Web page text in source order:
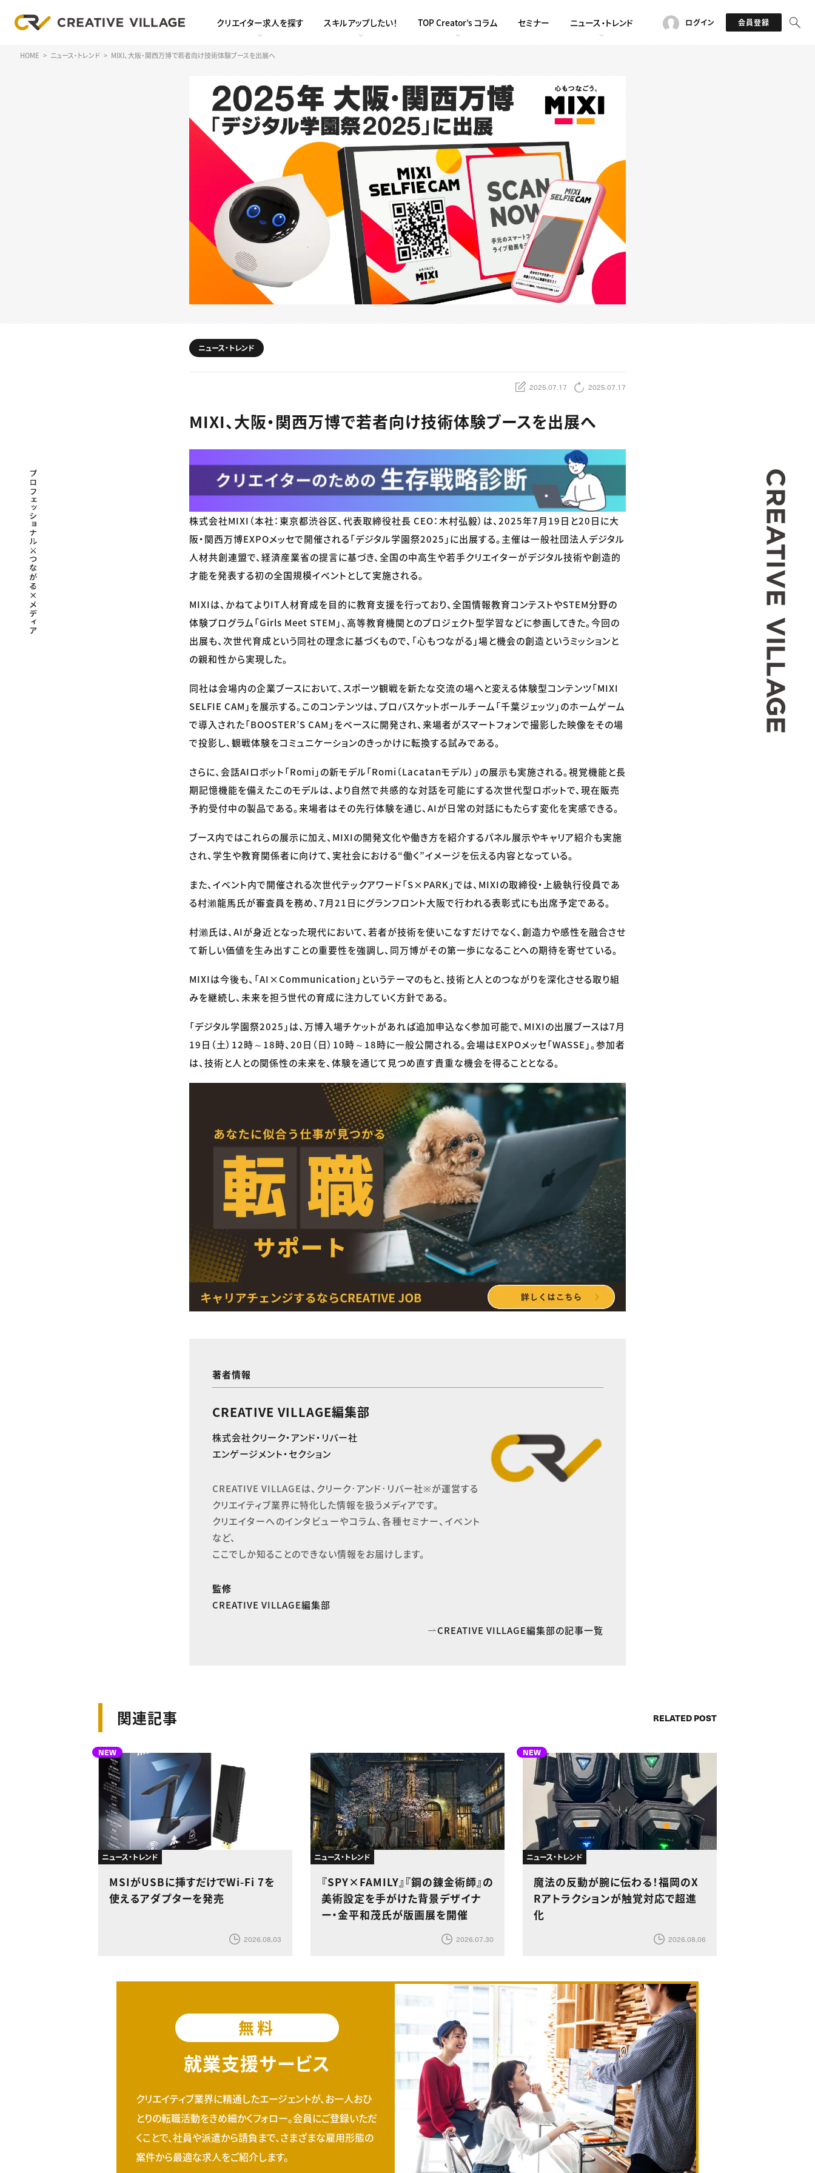
クリエイター求人を探す スキルアップしたい！ TOP Creator’s コラム セミナー ニュース・トレンド ログイン 会員登録
HOME ニュース・トレンド MIXI、大阪・関西万博で若者向け技術体験ブースを出展へ
ニュース・トレンド
2025.07.17 2025.07.17
MIXI、大阪・関西万博で若者向け技術体験ブースを出展へ
株式会社MIXI（本社：東京都渋谷区、代表取締役社長 CEO：木村弘毅）は、2025年7月19日と20日に大
阪・関西万博EXPOメッセで開催される「デジタル学園祭2025」に出展する。主催は一般社団法人デジタル
人材共創連盟で、経済産業省の提言に基づき、全国の中高生や若手クリエイターがデジタル技術や創造的
才能を発表する初の全国規模イベントとして実施される。
MIXIは、かねてよりIT人材育成を目的に教育支援を行っており、全国情報教育コンテストやSTEM分野の
体験プログラム「Girls Meet STEM」、高等教育機関とのプロジェクト型学習などに参画してきた。今回の
出展も、次世代育成という同社の理念に基づくもので、「心もつながる」場と機会の創造というミッションと
の親和性から実現した。
同社は会場内の企業ブースにおいて、スポーツ観戦を新たな交流の場へと変える体験型コンテンツ「MIXI
SELFIE CAM」を展示する。このコンテンツは、プロバスケットボールチーム「千葉ジェッツ」のホームゲーム
で導入された「BOOSTER’S CAM」をベースに開発され、来場者がスマートフォンで撮影した映像をその場
で投影し、観戦体験をコミュニケーションのきっかけに転換する試みである。
さらに、会話AIロボット「Romi」の新モデル「Romi（Lacatanモデル）」の展示も実施される。視覚機能と長
期記憶機能を備えたこのモデルは、より自然で共感的な対話を可能にする次世代型ロボットで、現在販売
予約受付中の製品である。来場者はその先行体験を通じ、AIが日常の対話にもたらす変化を実感できる。
ブース内ではこれらの展示に加え、MIXIの開発文化や働き方を紹介するパネル展示やキャリア紹介も実施
され、学生や教育関係者に向けて、実社会における“働く”イメージを伝える内容となっている。
また、イベント内で開催される次世代テックアワード「S×PARK」では、MIXIの取締役・上級執行役員であ
る村瀨龍馬氏が審査員を務め、7月21日にグランフロント大阪で行われる表彰式にも出席予定である。
村瀨氏は、AIが身近となった現代において、若者が技術を使いこなすだけでなく、創造力や感性を融合させ
て新しい価値を生み出すことの重要性を強調し、同万博がその第一歩になることへの期待を寄せている。
MIXIは今後も、「AI×Communication」というテーマのもと、技術と人とのつながりを深化させる取り組
みを継続し、未来を担う世代の育成に注力していく方針である。
「デジタル学園祭2025」は、万博入場チケットがあれば追加申込なく参加可能で、MIXIの出展ブースは7月
19日（土）12時～18時、20日（日）10時～18時に一般公開される。会場はEXPOメッセ「WASSE」。参加者
は、技術と人との関係性の未来を、体験を通じて見つめ直す貴重な機会を得ることとなる。
著者情報
CREATIVE VILLAGE編集部
株式会社クリーク・アンド・リバー社
エンゲージメント・セクション
CREATIVE VILLAGEは、クリーク･アンド･リバー社※が運営する
クリエイティブ業界に特化した情報を扱うメディアです。
クリエイターへのインタビューやコラム、各種セミナー、イベント
など、
ここでしか知ることのできない情報をお届けします。
監修
CREATIVE VILLAGE編集部
CREATIVE VILLAGE編集部の記事一覧
関連記事 RELATED POST
NEW
ニュース・トレンド
MSIがUSBに挿すだけでWi-Fi 7を
使えるアダプターを発売
2026.08.03
ニュース・トレンド
『SPY×FAMILY』『鋼の錬金術師』の
美術設定を手がけた背景デザイナ
ー・金平和茂氏が版画展を開催
2026.07.30
NEW
ニュース・トレンド
魔法の反動が腕に伝わる！福岡のX
Rアトラクションが触覚対応で超進
化
2026.08.06
無料
就業支援サービス
クリエイティブ業界に精通したエージェントが、お一人おひ
とりの転職活動をきめ細かくフォロー。会員にご登録いただ
くことで、社員や派遣から請負まで、さまざまな雇用形態の
案件から最適な求人をご紹介します。